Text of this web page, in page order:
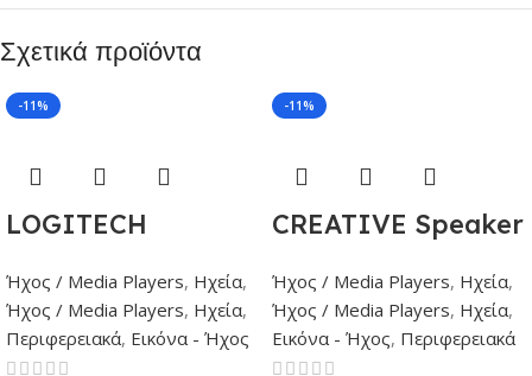
Σχετικά προϊόντα
-11%
LOGITECH
Black
Ήχος / Media Players, Ηχεία,
Ήχος / Media Players, Ηχεία,
Περιφερειακά, Εικόνα - Ήχος
-11%
CREATIVE Speaker
White
Ήχος / Media Players, Ηχεία,
Ήχος / Media Players, Ηχεία,
Εικόνα - Ήχος, Περιφερειακά